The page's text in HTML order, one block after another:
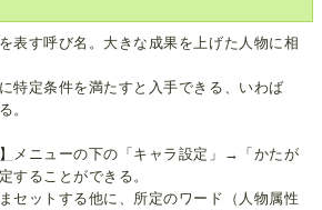
表す呼び名。大きな成果を上げた人物に相
特定条件を満たすと入手できる、いわば
。
メニューの下の「キャラ設定」→「かたが
することができる。
セットする他に、所定のワード（人物属性